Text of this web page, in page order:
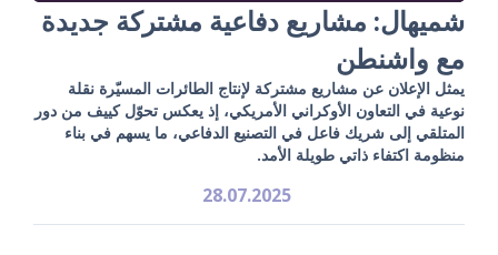
شميهال: مشاريع دفاعية مشتركة جديدة
مع واشنطن
يمثل الإعلان عن مشاريع مشتركة لإنتاج الطائرات المسيّرة نقلة
نوعية في التعاون الأوكراني الأمريكي، إذ يعكس تحوّل كييف من دور
المتلقي إلى شريك فاعل في التصنيع الدفاعي، ما يسهم في بناء
منظومة اكتفاء ذاتي طويلة الأمد.
28.07.2025